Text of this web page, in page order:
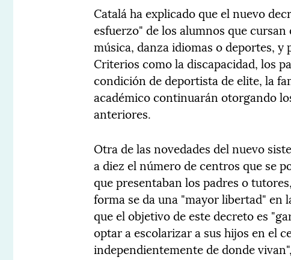
Catalá ha explicado que el nuevo
esfuerzo" de los alumnos que
música, danza idiomas o deportes, y
Criterios como la discapacidad, los
condición de deportista de elite, la
académico continuarán otorgando
anteriores.
Otra de las novedades del nuevo
a diez el número de centros que se
que presentaban los padres o
forma se da una "mayor libertad" en
que el objetivo de este decreto es
optar a escolarizar a sus hijos en el
independientemente de donde